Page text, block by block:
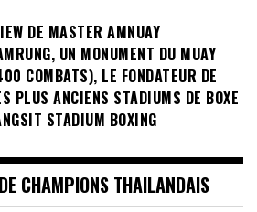
DE MASTER AMNUAY
UN MONUMENT DU MUAY
COMBATS), LE FONDATEUR DE
PLUS ANCIENS STADIUMS DE BOXE
STADIUM BOXING
CHAMPIONS THAILANDAIS